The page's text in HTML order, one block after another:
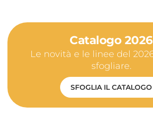
Catalogo 2026
Le novità e le linee del
sfogliare.
SFOGLIA IL CATALOGO